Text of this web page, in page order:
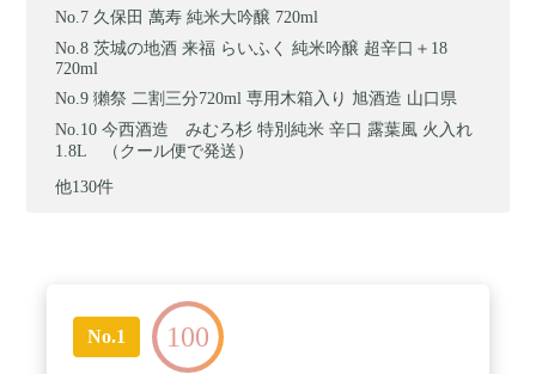
久保田 萬寿 純米大吟醸 720ml
茨城の地酒 来福 らいふく 純米吟醸 超辛口＋18
720ml
獺祭 二割三分720ml 専用木箱入り 旭酒造 山口県
今西酒造 みむろ杉 特別純米 辛口 露葉風 火入れ
1.8L （クール便で発送）
他130件
No.1 100